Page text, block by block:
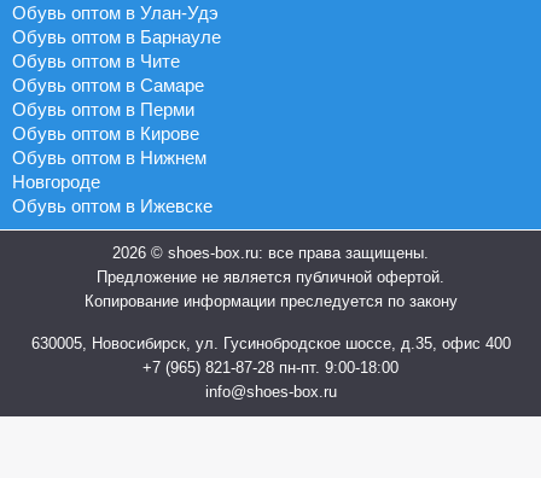
Обувь оптом в Улан-Удэ
Обувь оптом в Барнауле
Обувь оптом в Чите
Обувь оптом в Самаре
Обувь оптом в Перми
Обувь оптом в Кирове
Обувь оптом в Нижнем
Новгороде
Обувь оптом в Ижевске
2026 © shoes-box.ru: все права защищены.
Предложение не является публичной офертой.
Копирование информации преследуется по закону
630005, Новосибирск, ул. Гусинобродское шоссе, д.35, офис 400
+7 (965) 821-87-28 пн-пт. 9:00-18:00
info@shoes-box.ru